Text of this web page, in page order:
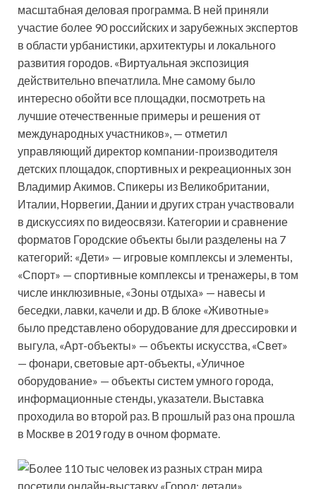
масштабная деловая программа. В ней приняли
участие более 90 российских и зарубежных экспертов
в области урбанистики, архитектуры и локального
развития городов. «Виртуальная экспозиция
действительно впечатлила. Мне самому было
интересно обойти все площадки, посмотреть на
лучшие отечественные примеры и решения от
международных участников», — отметил
управляющий директор компании-производителя
детских площадок, спортивных и рекреационных зон
Владимир Акимов. Спикеры из Великобритании,
Италии, Норвегии, Дании и других стран участвовали
в дискуссиях по видеосвязи. Категории и сравнение
форматов Городские объекты были разделены на 7
категорий: «Дети» — игровые комплексы и элементы,
«Спорт» — спортивные комплексы и тренажеры, в том
числе инклюзивные, «Зоны отдыха» — навесы и
беседки, лавки, качели и др. В блоке «Животные»
было представлено оборудование для дрессировки и
выгула, «Арт-объекты» — объекты искусства, «Свет»
— фонари, световые арт-объекты, «Уличное
оборудование» — объекты систем умного города,
информационные стенды, указатели. Выставка
проходила во второй раз. В прошлый раз она прошла
в Москве в 2019 году в очном формате.